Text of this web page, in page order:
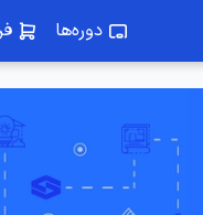
دوره‌ها